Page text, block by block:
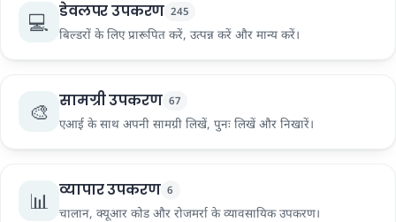
💻 डेवलपर उपकरण 245
बिल्डरों के लिए प्रारूपित करें, उत्पन्न करें और मान्य करें।
🎨 सामग्री उपकरण 67
एआई के साथ अपनी सामग्री लिखें, पुनः लिखें और निखारें।
📊 व्यापार उपकरण 6
चालान, क्यूआर कोड और रोजमर्रा के व्यावसायिक उपकरण।